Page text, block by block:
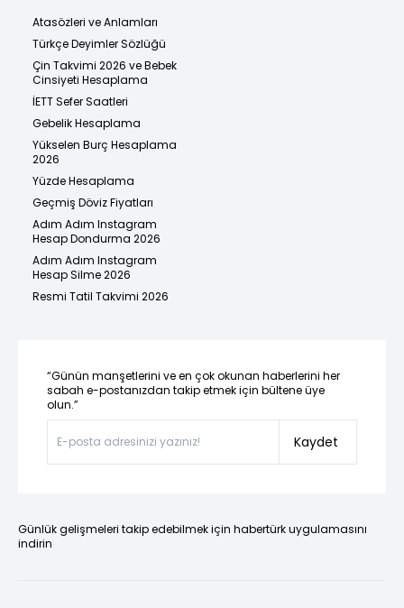
Atasözleri ve Anlamları
Türkçe Deyimler Sözlüğü
Çin Takvimi 2026 ve Bebek
Cinsiyeti Hesaplama
İETT Sefer Saatleri
Gebelik Hesaplama
Yükselen Burç Hesaplama
2026
Yüzde Hesaplama
Geçmiş Döviz Fiyatları
Adım Adım Instagram
Hesap Dondurma 2026
Adım Adım Instagram
Hesap Silme 2026
Resmi Tatil Takvimi 2026
“Günün manşetlerini ve en çok okunan haberlerini her
sabah e-postanızdan takip etmek için bültene üye
olun.”
Kaydet
Günlük gelişmeleri takip edebilmek için habertürk uygulamasını
indirin